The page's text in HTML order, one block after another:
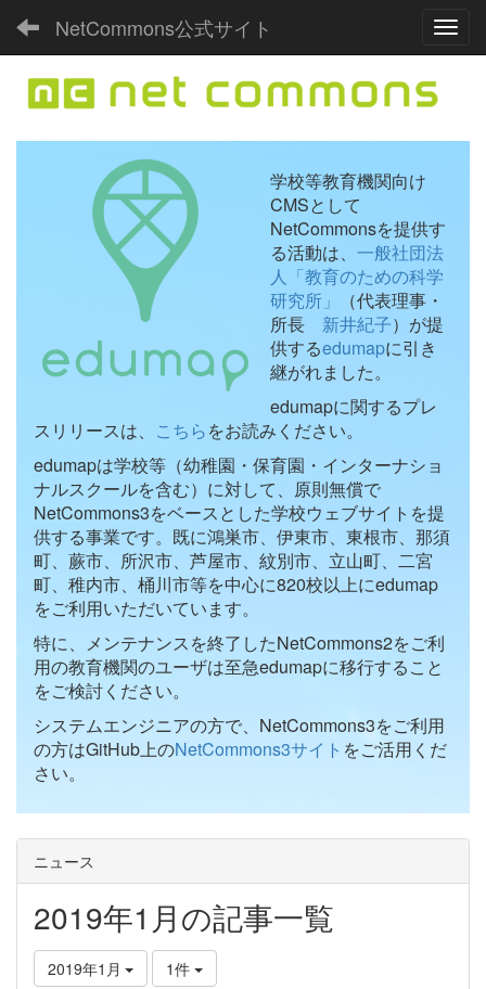
NetCommons公式サイト
学校等教育機関向け
CMSとして
NetCommonsを提供す
る活動は、 一般社団法
人「教育のための科学
研究所」
（代表理事・
所長 新井紀子）が提
供するedumapに引き
継がれました。
edumapに関するプレ
スリリースは、 こちらをお読みください。
edumapは学校等（幼稚園・保育園・インターナショ
ナルスクールを含む）に対して、原則無償で
NetCommons3をベースとした学校ウェブサイトを提
供する事業です。既に鴻巣市、伊東市、東根市、那須
町、蕨市、所沢市、芦屋市、紋別市、立山町、二宮
町、稚内市、桶川市等を中心に820校以上にedumap
をご利用いただいています。
特に、メンテナンスを終了したNetCommons2をご利
用の教育機関のユーザは至急edumapに移行すること
をご検討ください。
システムエンジニアの方で、NetCommons3をご利用
の方はGitHub上のNetCommons3サイト をご活用くだ
さい。
ニュース
2019年1月の記事一覧
2019年1月 1件